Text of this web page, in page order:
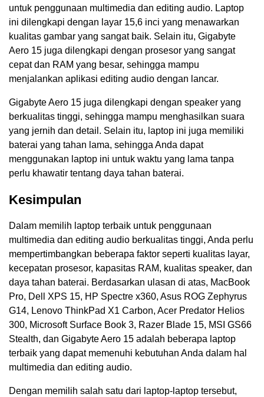
untuk penggunaan multimedia dan editing audio. Laptop
ini dilengkapi dengan layar 15,6 inci yang menawarkan
kualitas gambar yang sangat baik. Selain itu, Gigabyte
Aero 15 juga dilengkapi dengan prosesor yang sangat
cepat dan RAM yang besar, sehingga mampu
menjalankan aplikasi editing audio dengan lancar.
Gigabyte Aero 15 juga dilengkapi dengan speaker yang
berkualitas tinggi, sehingga mampu menghasilkan suara
yang jernih dan detail. Selain itu, laptop ini juga memiliki
baterai yang tahan lama, sehingga Anda dapat
menggunakan laptop ini untuk waktu yang lama tanpa
perlu khawatir tentang daya tahan baterai.
Kesimpulan
Dalam memilih laptop terbaik untuk penggunaan
multimedia dan editing audio berkualitas tinggi, Anda perlu
mempertimbangkan beberapa faktor seperti kualitas layar,
kecepatan prosesor, kapasitas RAM, kualitas speaker, dan
daya tahan baterai. Berdasarkan ulasan di atas, MacBook
Pro, Dell XPS 15, HP Spectre x360, Asus ROG Zephyrus
G14, Lenovo ThinkPad X1 Carbon, Acer Predator Helios
300, Microsoft Surface Book 3, Razer Blade 15, MSI GS66
Stealth, dan Gigabyte Aero 15 adalah beberapa laptop
terbaik yang dapat memenuhi kebutuhan Anda dalam hal
multimedia dan editing audio.
Dengan memilih salah satu dari laptop-laptop tersebut,